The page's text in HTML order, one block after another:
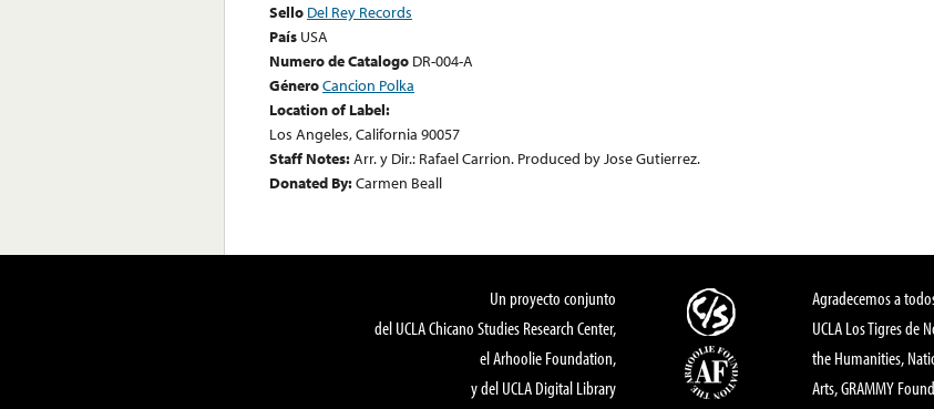
Sello Del Rey Records
País USA
Numero de Catalogo DR-004-A
GéneroCancion Polka
Location of Label:
Los Angeles, California 90057
Staff Notes:Arr. y Dir.: Rafael Carrion. Produced by Jose Gutierrez.
Donated By:Carmen Beall
Un proyecto conjunto
del UCLA Chicano Studies Research Center,
el Arhoolie Foundation,
y del UCLA Digital Library
Agradecemos a
UCLA Los Tigres
the Humanities,
Arts, GRAMMY